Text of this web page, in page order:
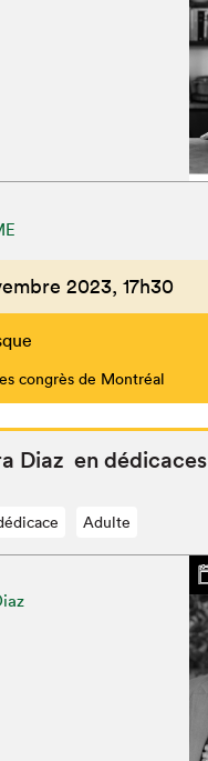
2023, 17h30
congrès de Montréal
Diaz en dédicaces
Adulte